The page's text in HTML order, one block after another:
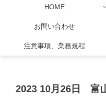
HOME
お問い合わせ
注意事項、業務規程
2023 10月26日 富